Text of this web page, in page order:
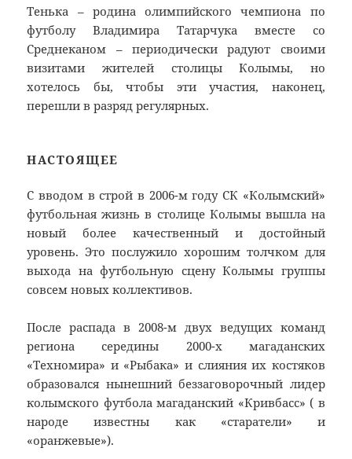
Тенька – родина олимпийского чемпиона по
футболу Владимира Татарчука вместе со
Среднеканом – периодически радуют своими
визитами жителей столицы Колымы, но
хотелось бы, чтобы эти участия, наконец,
перешли в разряд регулярных.
НАСТОЯЩЕЕ
С вводом в строй в 2006-м году СК «Колымский»
футбольная жизнь в столице Колымы вышла на
новый более качественный и достойный
уровень. Это послужило хорошим толчком для
выхода на футбольную сцену Колымы группы
совсем новых коллективов.
После распада в 2008-м двух ведущих команд
региона середины 2000-х магаданских
«Техномира» и «Рыбака» и слияния их костяков
образовался нынешний беззаговорочный лидер
колымского футбола магаданский «Кривбасс» ( в
народе известны как «старатели» и
«оранжевые»).